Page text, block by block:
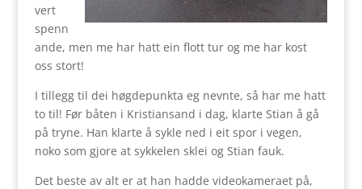
vert
spenn
ande, men me har hatt ein flott tur og me har kost
oss stort!
I tillegg til dei høgdepunkta eg nevnte, så har me hatt
to til! Før båten i Kristiansand i dag, klarte Stian å gå
på tryne. Han klarte å sykle ned i eit spor i vegen,
noko som gjore at sykkelen sklei og Stian fauk.
Det beste av alt er at han hadde videokameraet på,